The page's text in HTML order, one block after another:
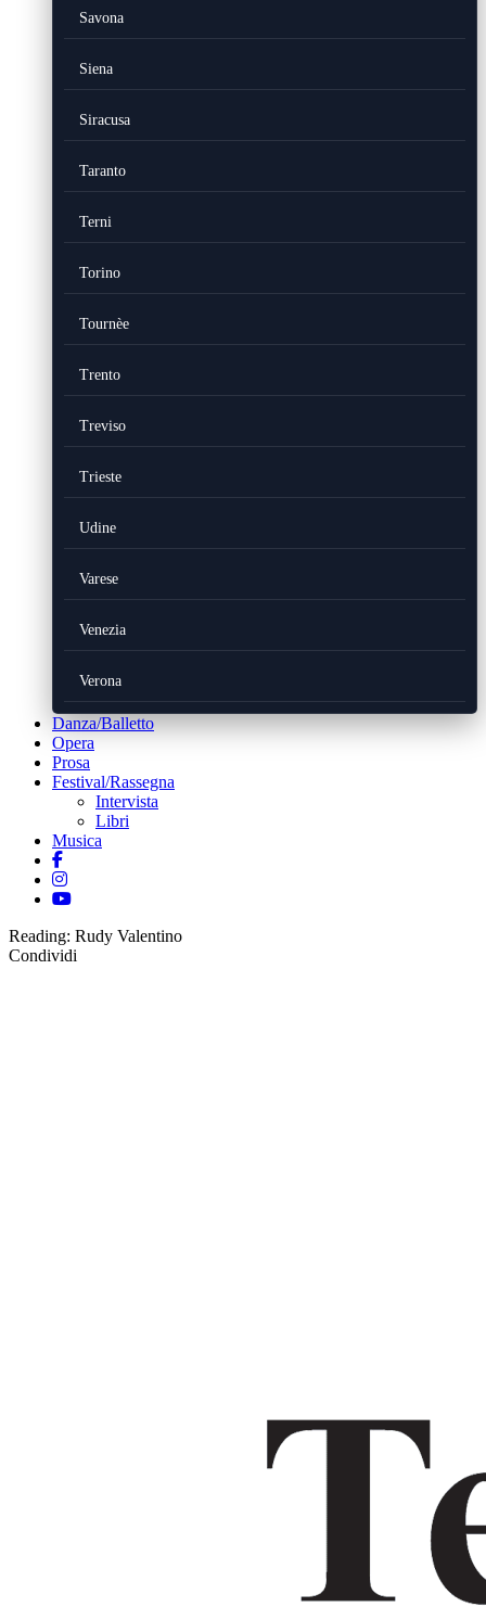
Savona
Siena
Siracusa
Taranto
Terni
Torino
Tournèe
Trento
Treviso
Trieste
Udine
Varese
Venezia
Verona
Danza/Balletto
Opera
Prosa
Festival/Rassegna
Intervista
Libri
Musica
Reading: Rudy Valentino
Condividi